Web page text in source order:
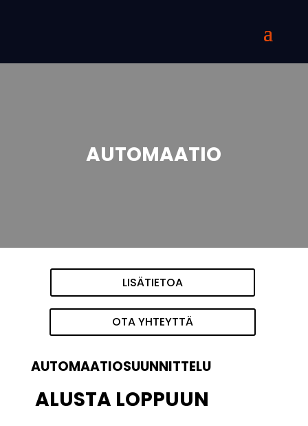
AUTOMAATIO
LISÄTIETOA
OTA YHTEYTTÄ
AUTOMAATIOSUUNNITTELU
ALUSTA LOPPUUN